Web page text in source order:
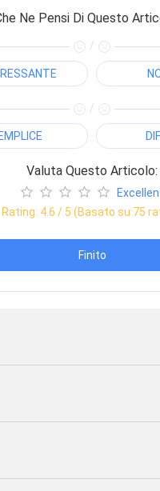
Ne Pensi Di Questo
/
/
Valuta Questo Articolo:
Rating: 4.6 / 5 (Basato su 75
Finito